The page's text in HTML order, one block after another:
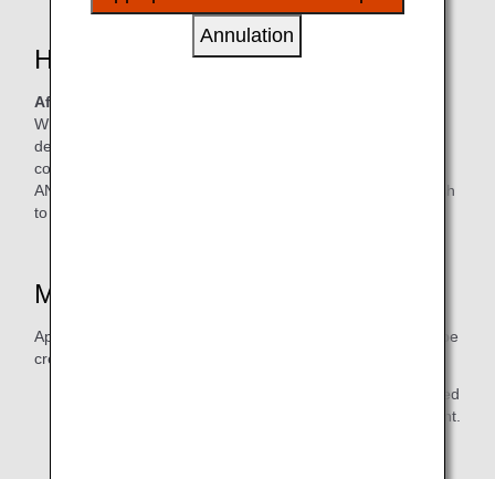
How to Accrue Miles
After Arriving at the Destination
When picking up the vehicle from the rental office at the
destination, please present the required items (reservation
confirmation, driver's license, credit card) as well as your
ANA Card or ANA Mileage Club Card and state that you wish
to accrue mileage.
Mileage Accrual Date
Approximately 1-2 months will be required for the miles to be
credited to the mileage balance.
* Please retain the receipt until after you have confirmed
that mileage has been credited to your mileage account.
Annulation